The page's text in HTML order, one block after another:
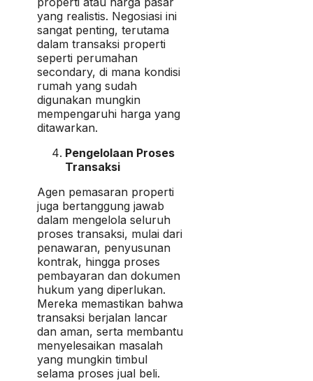
yang realistis. Negosiasi ini
sangat penting, terutama
dalam transaksi properti
seperti perumahan
secondary, di mana kondisi
rumah yang sudah
digunakan mungkin
mempengaruhi harga yang
ditawarkan.
Pengelolaan Proses
Transaksi
Agen pemasaran properti
juga bertanggung jawab
dalam mengelola seluruh
proses transaksi, mulai dari
penawaran, penyusunan
kontrak, hingga proses
pembayaran dan dokumen
hukum yang diperlukan.
Mereka memastikan bahwa
transaksi berjalan lancar
dan aman, serta membantu
menyelesaikan masalah
yang mungkin timbul
selama proses jual beli.